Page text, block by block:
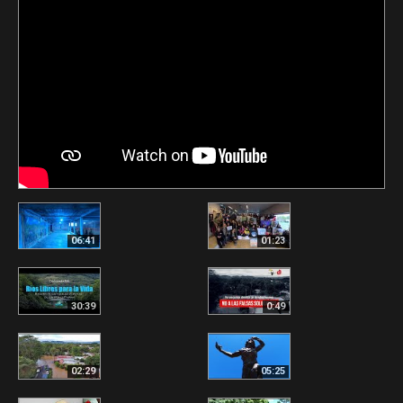
06:41 01:23
30:39 0:49
02:29 05:25